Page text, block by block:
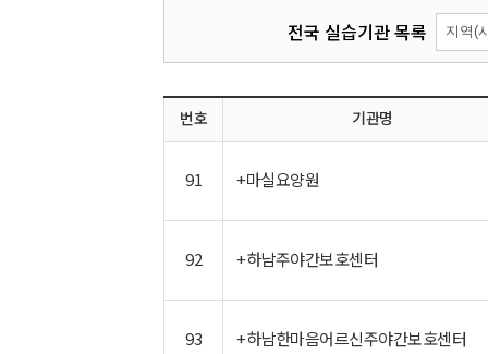
전국 실습기관 목록 리
스
트
선
번호 기관명
91 +마실요양원
새창으로 지도보기
92 +하남주야간보호센터
새창으로 지도보기
93 +하남한마음어르신주야간보호센터
새창으로 지도보기